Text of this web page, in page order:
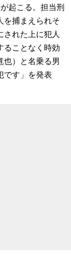
起こる。担当刑
を捕まえられそ
れた上に犯人
ることなく時効
也）と名乗る男
です」を発表